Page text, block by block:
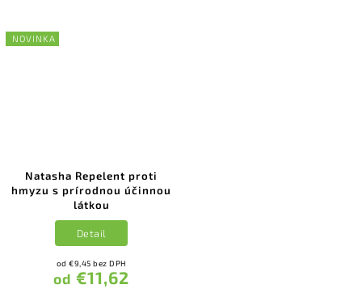
NOVINKA
Natasha Repelent proti
hmyzu s prírodnou účinnou
látkou
od €9,45 bez DPH
od €11,62
Detail